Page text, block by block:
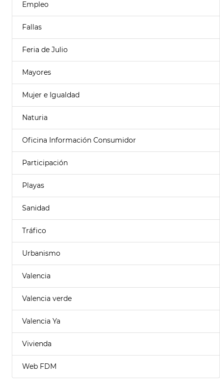
Empleo
Fallas
Feria de Julio
Mayores
Mujer e Igualdad
Naturia
Oficina Información Consumidor
Participación
Playas
Sanidad
Tráfico
Urbanismo
Valencia
Valencia verde
Valencia Ya
Vivienda
Web FDM